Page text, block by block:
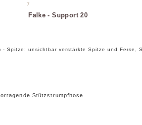
7
Falke - Support 20
Spitze: unsichtbar verstärkte Spitze und Ferse,
Stützstrumpfhose